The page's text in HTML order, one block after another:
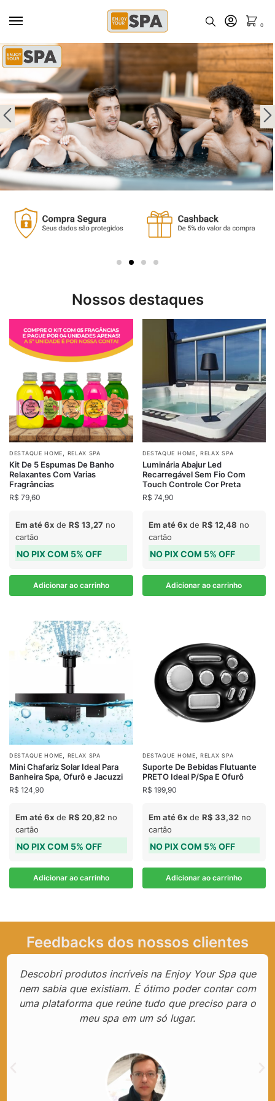
0
USUÁRIOS DE SPA
Nossos destaques
DESTAQUE HOME, RELAX SPA
Kit De 5 Espumas De Banho
Relaxantes Com Varias
Fragrâncias
R$ 79,60
Em até 6x de R$ 13,27 no
cartão
NO PIX COM 5% OFF
Adicionar ao carrinho
DESTAQUE HOME,RELAX SPA
Luminária Abajur Led
Recarregável Sem Fio Com
Touch Controle Cor Preta
R$ 74,90
Em até 6xde R$ 12,48 no
cartão
NO PIX COM 5% OFF
Adicionar ao carrinho
DESTAQUE HOME, RELAX SPA
Mini Chafariz Solar Ideal Para
Banheira Spa, Ofurô e Jacuzzi
R$ 124,90
Em até 6x de R$ 20,82 no
cartão
NO PIX COM 5% OFF
Adicionar ao carrinho
DESTAQUE HOME,RELAX SPA
Suporte De Bebidas Flutuante
PRETO Ideal P/Spa E Ofurô
R$ 199,90
Em até 6xde R$ 33,32no
cartão
NO PIX COM 5% OFF
Adicionar ao carrinho
Feedbacks dos nossos clientes
Descobri produtos incríveis na Enjoy Your Spa que
nem sabia que existiam. É ótimo poder contar com
uma plataforma que reúne tudo que preciso para o
meu spa em um só lugar.